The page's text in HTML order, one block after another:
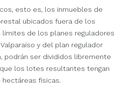
esto es, los inmuebles de
ubicados fuera de los
de los planes reguladores
y del plan regulador
podrán ser divididos libremente
los lotes resultantes tengan
hectáreas físicas.